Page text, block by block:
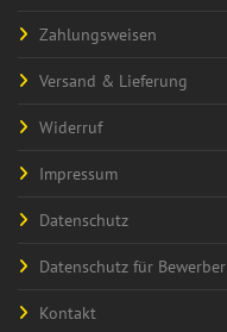
Zahlungsweisen
Versand & Lieferung
Widerruf
Impressum
Datenschutz
Datenschutz für Bewerber
Kontakt